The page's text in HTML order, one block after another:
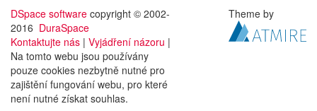
DSpace software copyright © 2002-
2016 DuraSpace
Kontaktujte nás | Vyjádření názoru |
Na tomto webu jsou používány
pouze cookies nezbytně nutné pro
zajištění fungování webu, pro které
není nutné získat souhlas.
Theme by